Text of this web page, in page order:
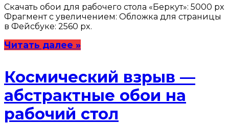
Скачать обои для рабочего стола «Беркут»: 5000 px
Фрагмент с увеличением: Обложка для страницы
в Фейсбуке: 2560 px.
Читать далее »
Космический взрыв —
абстрактные обои на
рабочий стол